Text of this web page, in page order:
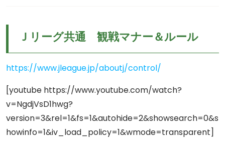
Ｊリーグ共通 観戦マナー＆ルール
https://www.jleague.jp/aboutj/control/
[youtube https://www.youtube.com/watch?
v=NgdjVsD1hwg?
version=3&rel=1&fs=1&autohide=2&showsearch=0&s
howinfo=1&iv_load_policy=1&wmode=transparent]